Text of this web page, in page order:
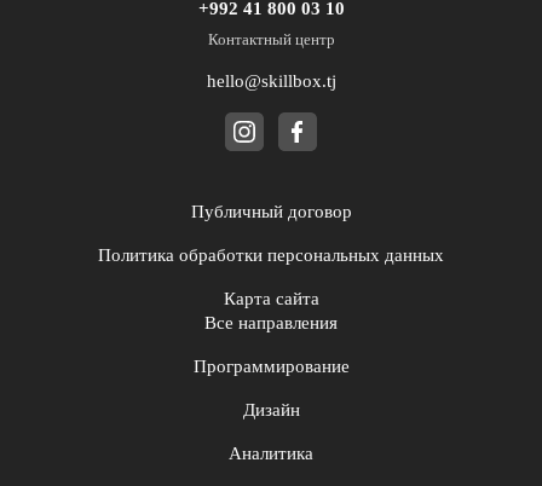
+992 41 800 03 10
Контактный центр
hello@skillbox.tj
Публичный договор
Политика обработки персональных данных
Карта сайта
Все направления
Программирование
Дизайн
Аналитика